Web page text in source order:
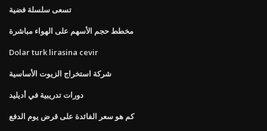
تسعى سلسلة فضية
مخطط حجم الأسهم على الهواء مباشرة
Dolar turk lirasina cevir
شركة استخراج الزيوت الأساسية
دورات تدريبية في أديليد
كم هو سعر الفائدة على قرض يوم الدفع